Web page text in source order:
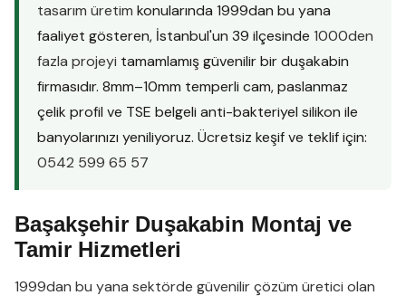
tasarım üretim konularında 1999dan bu yana
faaliyet gösteren, İstanbul'un 39 ilçesinde 1000den
fazla projeyi tamamlamış güvenilir bir duşakabin
firmasıdır. 8mm–10mm temperli cam, paslanmaz
çelik profil ve TSE belgeli anti-bakteriyel silikon ile
banyolarınızı yeniliyoruz. Ücretsiz keşif ve teklif için:
0542 599 65 57
Başakşehir Duşakabin Montaj ve
Tamir Hizmetleri
1999dan bu yana sektörde güvenilir çözüm üretici olan